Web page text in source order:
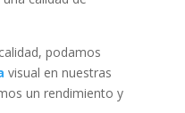
podamos
visual en nuestras
un rendimiento y